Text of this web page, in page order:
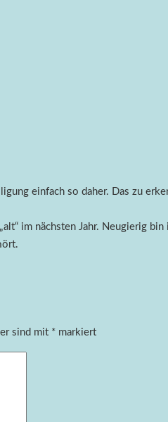
einfach so daher. Das zu
im nächsten Jahr. Neugierig
sind mit * markiert